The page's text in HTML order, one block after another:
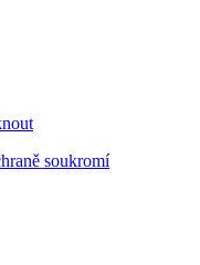
soukromí